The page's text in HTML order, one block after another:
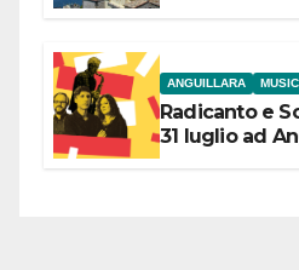
ANGUILLARA
Radicanto e
31 luglio ad